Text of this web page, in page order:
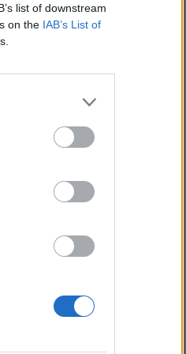
list of downstream
on the IAB’s List of